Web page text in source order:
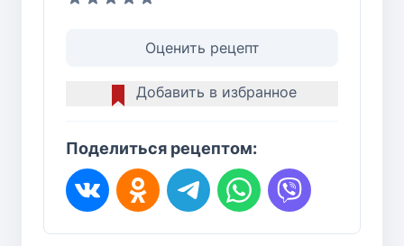
Оценить рецепт
Добавить в избранное
Поделиться рецептом: